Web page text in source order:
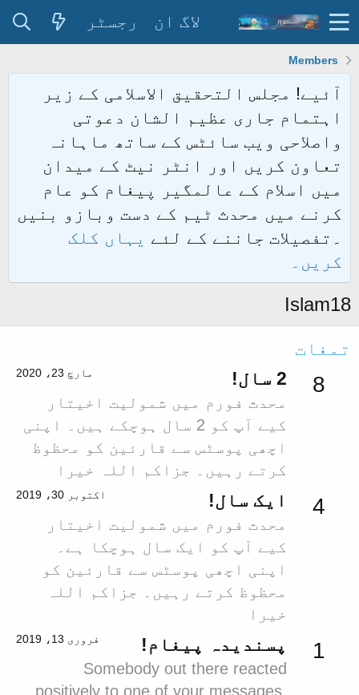
لاگ ان رجسٹر
Members
آئیے! مجلس التحقیق الاسلامی کے زیر
اہتمام جاری عظیم الشان دعوتی
واصلاحی ویب سائٹس کے ساتھ ماہانہ
تعاون کریں اور انٹر نیٹ کے میدان
میں اسلام کے عالمگیر پیغام کو عام
کرنے میں محدث ٹیم کے دست وبازو بنیں
۔تفصیلات جاننے کے لئے یہاں کلک
کریں۔
Islam18
تمغات
8 مارچ 23، 2020 2 سال!
محدث فورم میں شمولیت اخیتار
کیے آپ کو 2 سال ہوچکے ہیں۔ اپنی
اچھی پوسٹس سے قارئین کو محظوظ
کرتے رہیں۔ جزاکم اللہ خیرا
4 اکتوبر 30، 2019 ایک سال!
محدث فورم میں شمولیت اخیتار
کیے آپ کو ایک سال ہوچکا ہے۔
اپنی اچھی پوسٹس سے قارئین کو
محظوظ کرتے رہیں۔ جزاکم اللہ
خیرا
1 فروری 13، 2019 پسندیدہ پیغام!
Somebody out there reacted
positively to one of your messages.